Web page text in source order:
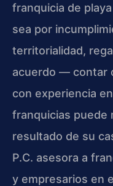
franquicia de
sea por
territorialidad,
acuerdo — contar
con experiencia
franquicias puede
resultado de su
P.C. asesora a
y empresarios en